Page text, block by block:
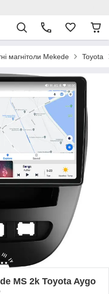
магнітоли Mekede Toyota
MS 2k Toyota Aygo